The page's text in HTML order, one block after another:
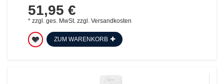
51,95 €
* zzgl. ges. MwSt. zzgl. Versandkosten
ZUM WARENKORB